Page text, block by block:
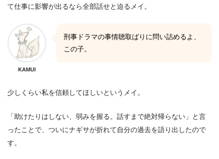
て仕事に影響が出るなら全部話せと迫るメイ。
KAMUI
刑事ドラマの事情聴取ばりに問い詰めるよ、
この子。
少しくらい私を信頼してほしいというメイ。
「助けたりはしない、弱みを握る。話すまで絶対帰らない」と言
ったことで、ついにナギサが折れて自分の過去を語り出したので
す。